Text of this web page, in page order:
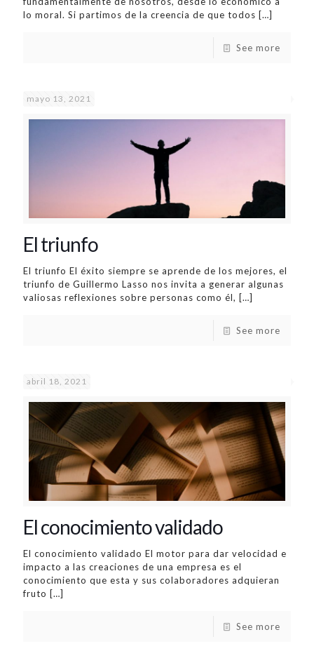
lo moral. Si partimos de la creencia de que todos […]
See more
mayo 13, 2021
El triunfo
El triunfo El éxito siempre se aprende de los mejores, el
triunfo de Guillermo Lasso nos invita a generar algunas
valiosas reflexiones sobre personas como él, […]
See more
abril 18, 2021
El conocimiento validado
El conocimiento validado El motor para dar velocidad e
impacto a las creaciones de una empresa es el
conocimiento que esta y sus colaboradores adquieran
fruto […]
See more